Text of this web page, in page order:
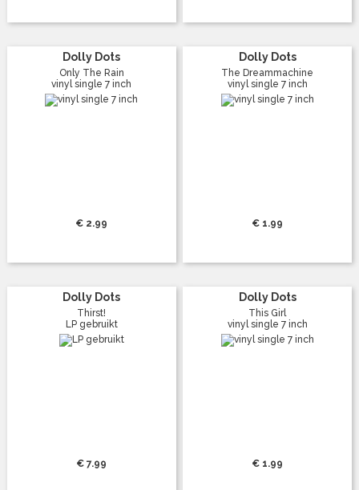
Dolly Dots
Only The Rain
vinyl single 7 inch
€ 2.99
Dolly Dots
The Dreammachine
vinyl single 7 inch
€ 1.99
Dolly Dots
Thirst!
LP gebruikt
€ 7.99
Dolly Dots
This Girl
vinyl single 7 inch
€ 1.99